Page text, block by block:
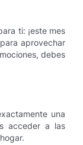
ti: ¡este mes
aprovechar
debes
una
acceder a las